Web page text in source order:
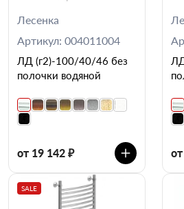
Лесенка
Артикул: 004011004
ЛД (г2)-100/40/46 без
полочки водяной
от 19 142 ₽
SALE